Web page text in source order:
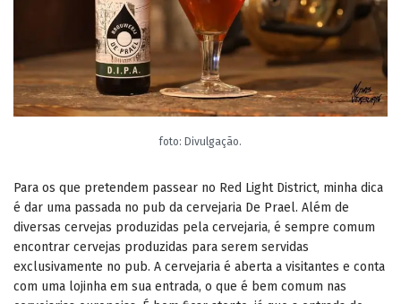
foto: Divulgação.
Para os que pretendem passear no Red Light District, minha dica
é dar uma passada no pub da cervejaria De Prael. Além de
diversas cervejas produzidas pela cervejaria, é sempre comum
encontrar cervejas produzidas para serem servidas
exclusivamente no pub. A cervejaria é aberta a visitantes e conta
com uma lojinha em sua entrada, o que é bem comum nas